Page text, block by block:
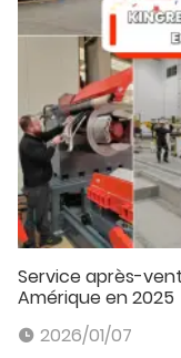
Service après-
Amérique en 2025
2026/01/07